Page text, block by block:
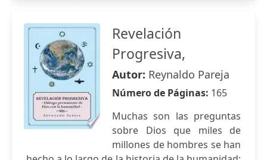
Revelación
Progresiva,
Autor: Reynaldo Pareja
Número de Páginas: 165
Muchas son las preguntas
sobre Dios que miles de
millones de hombres se han